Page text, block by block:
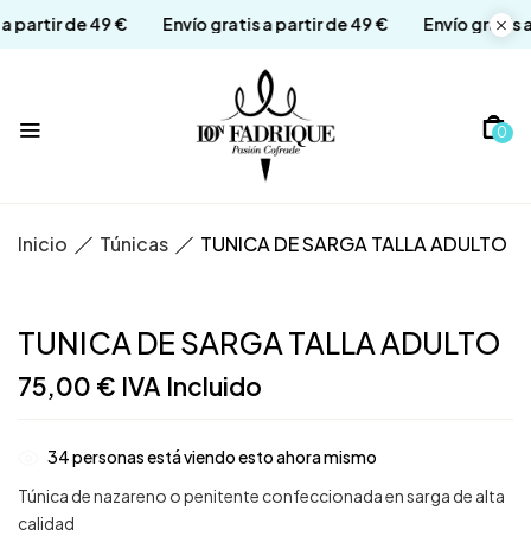
a partir de 49 € Envío gratis a partir de 49 € Envío
0
Inicio Túnicas TUNICA DE SARGA TALLA ADULTO
TUNICA DE SARGA TALLA ADULTO
75,00 € IVA Incluido
34personas está viendo esto ahora mismo
Túnica de nazareno o penitente confeccionada en sarga de alta
calidad